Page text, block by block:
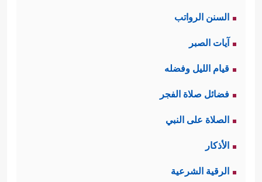
السنن الرواتب
آيات الصبر
قيام الليل وفضله
فضائل صلاة الفجر
الصلاة على النبي
الأذكار
الرقية الشرعية